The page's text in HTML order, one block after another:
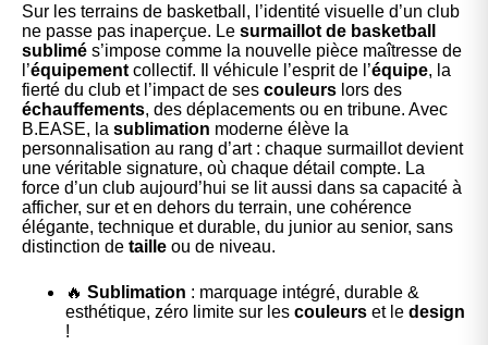
Sur les terrains de basketball, l’identité visuelle d’un club
ne passe pas inaperçue. Le surmaillot de basketball
sublimé s’impose comme la nouvelle pièce maîtresse de
l’équipement collectif. Il véhicule l’esprit de l’équipe, la
fierté du club et l’impact de ses couleurs lors des
échauffements, des déplacements ou en tribune. Avec
B.EASE, la sublimation moderne élève la
personnalisation au rang d’art : chaque surmaillot devient
une véritable signature, où chaque détail compte. La
force d’un club aujourd’hui se lit aussi dans sa capacité à
afficher, sur et en dehors du terrain, une cohérence
élégante, technique et durable, du junior au senior, sans
distinction de taille ou de niveau.
🔥 Sublimation : marquage intégré, durable &
esthétique, zéro limite sur les couleurs et le design
!